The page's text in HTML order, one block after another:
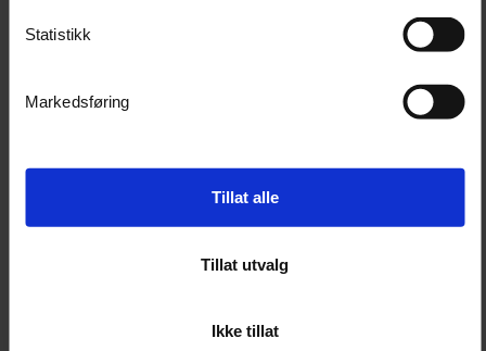
Statistikk
Markedsføring
Tillat alle
Tillat utvalg
Ikke tillat
verktøytavlen.
den sitter stabilt.
smådeler eller annet mindre utstyr.